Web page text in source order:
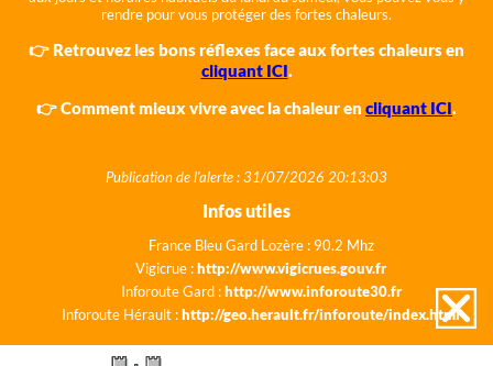
rendre pour vous protéger des fortes chaleurs.
👉 Retrouvez les bons réflexes face aux fortes chaleurs en
cliquant ICI.
👉 Comment mieux vivre avec la chaleur en cliquant ICI.
Publication de l'alerte : 31/07/2026 20:13:03
Infos utiles
France Bleu Gard Lozère : 90.2 Mhz
Vigicrue :http://www.vigicrues.gouv.fr
Inforoute Gard :http://www.inforoute30.fr
Inforoute Hérault :http://geo.herault.fr/inforoute/index.html